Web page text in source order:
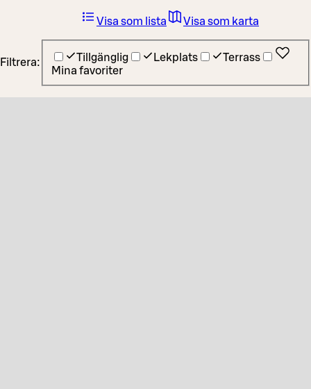
Filtrera: Tillgänglig Lekplats
Terrass
Mina favoriter
Visa som lista Visa som karta